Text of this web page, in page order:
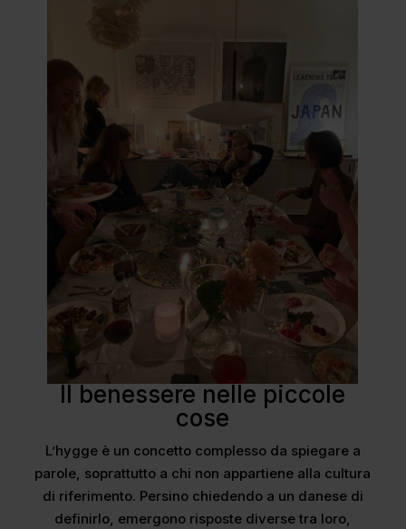
Il benessere nelle piccole
cose
L’hygge è un concetto complesso da spiegare a
parole, soprattutto a chi non appartiene alla cultura
di riferimento. Persino chiedendo a un danese di
definirlo, emergono risposte diverse tra loro,